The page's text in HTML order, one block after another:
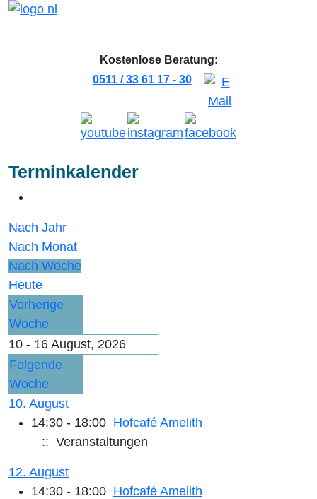
Kostenlose Beratung:
0511 / 33 61 17 - 30
Terminkalender
Nach Jahr
Nach Monat
Nach Woche
Heute
Vorherige
Woche
10 - 16 August, 2026
Folgende
Woche
10. August
14:30 - 18:00 Hofcafé Amelith
:: Veranstaltungen
12. August
14:30 - 18:00 Hofcafé Amelith